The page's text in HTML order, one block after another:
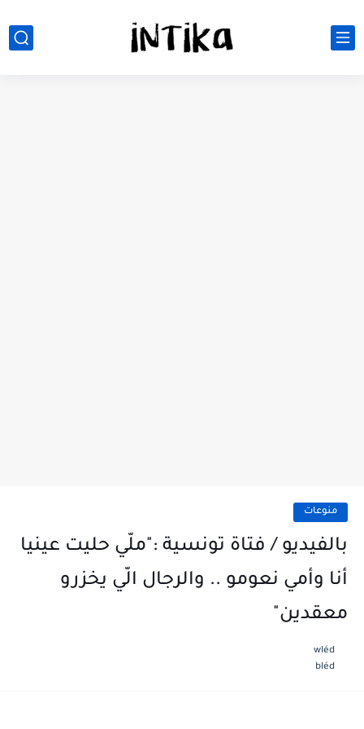
منوعات
بالفيديو / فتاة تونسية :"ملّي حليت عينيا
أنا وأمي نعومو .. والرجال الّي يخزرو
معقدين"
wléd
bléd